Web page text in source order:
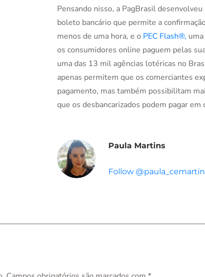
Pensando nisso, a PagBrasil desenvolveu
boleto bancário que permite a
menos de uma hora, e o PEC Flash®,
os consumidores online paguem pelas
uma das 13 mil agências lotéricas no
apenas permitem que os comerciantes
pagamento, mas também possibilitam
que os desbancarizados podem pagar em
Paula Martins
Follow